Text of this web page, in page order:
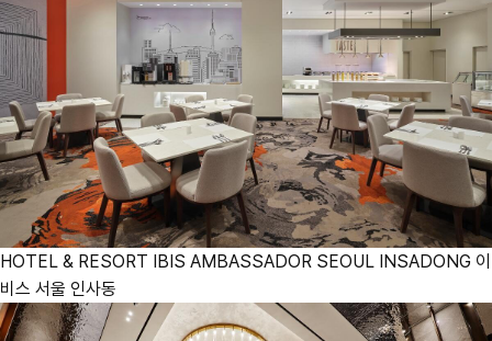
HOTEL & RESORT IBIS AMBASSADOR SEOUL INSADONG 이
비스 서울 인사동